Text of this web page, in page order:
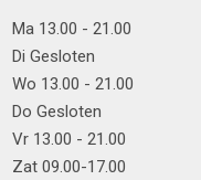
Ma 13.00 - 21.00
Di Gesloten
Wo 13.00 - 21.00
Do Gesloten
Vr 13.00 - 21.00
Zat 09.00-17.00